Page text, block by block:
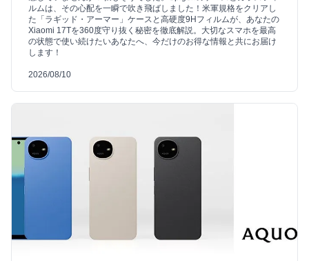
ルムは、その心配を一瞬で吹き飛ばしました！米軍規格をクリアし
た「ラギッド・アーマー」ケースと高硬度9Hフィルムが、あなたの
Xiaomi 17Tを360度守り抜く秘密を徹底解説。大切なスマホを最高
の状態で使い続けたいあなたへ、今だけのお得な情報と共にお届け
します！
2026/08/10